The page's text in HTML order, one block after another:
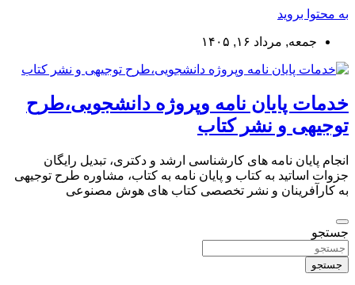
به محتوا بروید
جمعه, مرداد ۱۶, ۱۴۰۵
خدمات پایان نامه وپروژه دانشجویی،طرح
توجیهی و نشر کتاب
انجام پایان نامه های کارشناسی ارشد و دکتری، تبدیل رایگان
جزوات اساتید به کتاب و پایان نامه به کتاب، مشاوره طرح توجیهی
به کارآفرینان و نشر تخصصی کتاب های هوش مصنوعی
جستجو
جستجو